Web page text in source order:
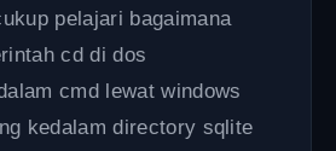
pelajari bagaimana
cd di dos
cmd lewat windows
kedalam directory sqlite